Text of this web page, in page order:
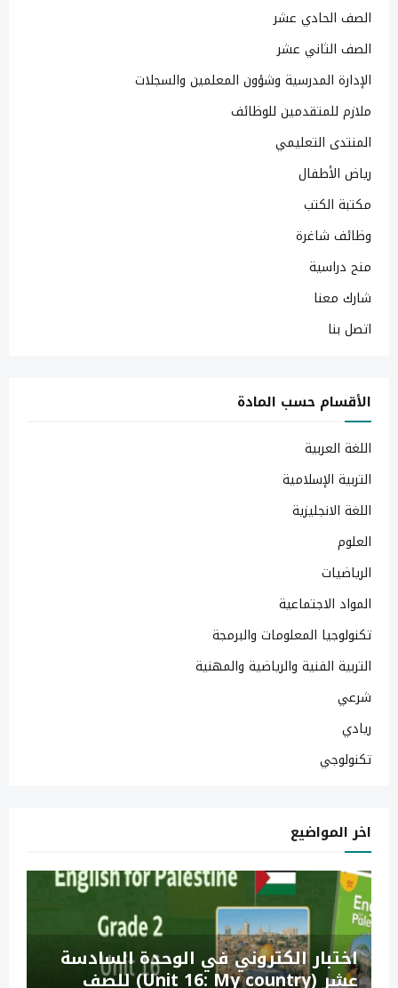
الصف الحادي عشر
الصف الثاني عشر
الإدارة المدرسية وشؤون المعلمين والسجلات
ملازم للمتقدمين للوظائف
المنتدى التعليمي
رياض الأطفال
مكتبة الكتب
وظائف شاغرة
منح دراسية
شارك معنا
اتصل بنا
الأقسام حسب المادة
اللغة العربية
التربية الإسلامية
اللغة الانجليزية
العلوم
الرياضيات
المواد الاجتماعية
تكنولوجيا المعلومات والبرمجة
التربية الفنية والرياضية والمهنية
شرعي
ريادي
تكنولوجي
اخر المواضيع
اختبار الكتروني في الوحدة السادسة
عشر (Unit 16: My country) للصف